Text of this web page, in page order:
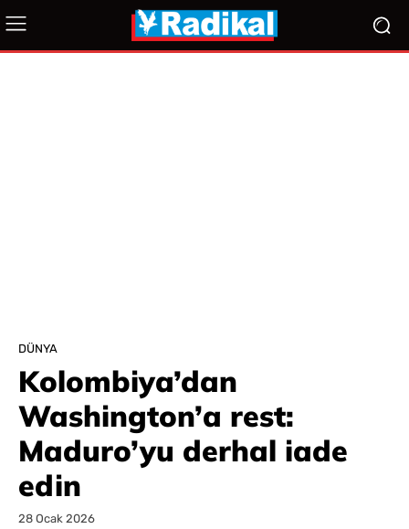
DÜNYA
Kolombiya’dan
Washington’a rest:
Maduro’yu derhal iade
edin
28 Ocak 2026